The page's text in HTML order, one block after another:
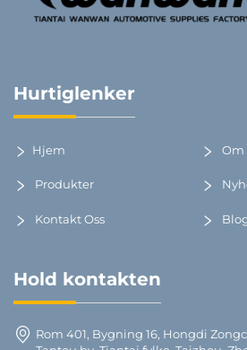
Hurtiglenker
Hjem Om
Produkter
Kontakt Oss
Hold kontakten
Rom 401, Bygning 16, Hongdi